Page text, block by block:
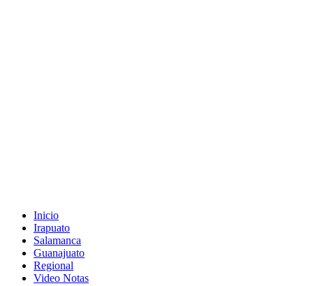
Inicio
Irapuato
Salamanca
Guanajuato
Regional
Video Notas